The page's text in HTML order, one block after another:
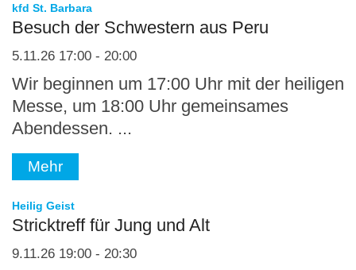
kfd St. Barbara
Besuch der Schwestern aus Peru
5.11.26 17:00 - 20:00
Wir beginnen um 17:00 Uhr mit der heiligen
Messe, um 18:00 Uhr gemeinsames
Abendessen. ...
Mehr
Heilig Geist:
Stricktreff für Jung und Alt
9.11.26 19:00 - 20:30